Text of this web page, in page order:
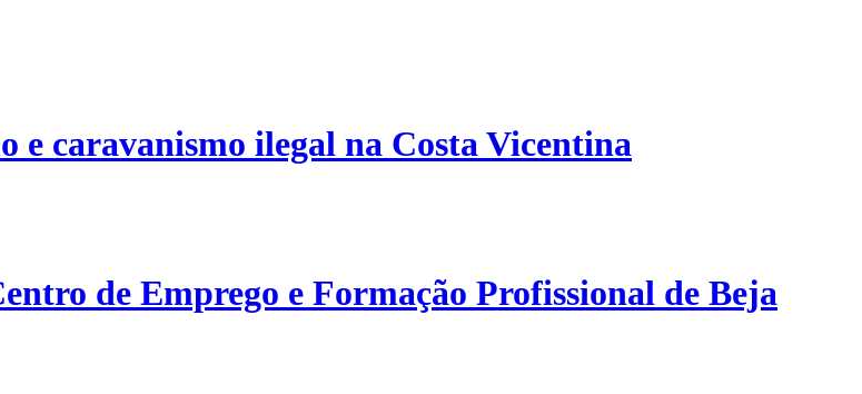
e caravanismo ilegal na Costa Vicentina
de Emprego e Formação Profissional de Beja